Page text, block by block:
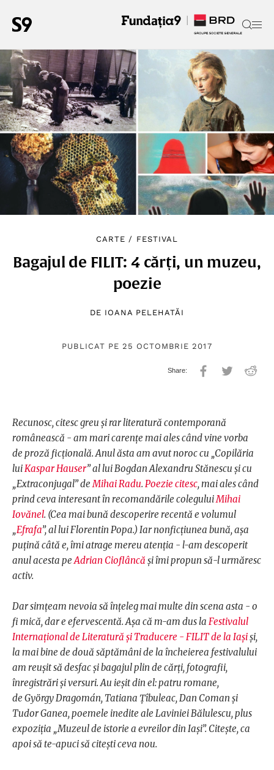
CARTE / FESTIVAL
Bagajul de FILIT: 4 cărți, un muzeu,
poezie
DE IOANA PELEHATĂI
PUBLICAT PE 25 OCTOMBRIE 2017
Recunosc, citesc greu și rar literatură contemporană
românească - am mari carențe mai ales când vine vorba
de proză ficțională. Anul ăsta am avut noroc cu „Copilăria
luiKaspar Hauser” al lui Bogdan Alexandru Stănescu și cu
„Extraconjugal” deMihai Radu. Poezie citesc, mai ales când
prind ceva interesant în recomandările coleguluiMihai
Iovănel. (Cea mai bună descoperire recentă e volumul
„Efrafa”, al lui Florentin Popa.) Iar nonficțiunea bună, așa
puțină câtă e, îmi atrage mereu atenția - l-am descoperit
anul acesta peAdrian Cioflâncă și îmi propun să-l urmăresc
activ.
Dar simțeam nevoia să înțeleg mai multe din scena asta - o
fi mică, dar e efervescentă. Așa că m-am dus la Festivalul
Internațional de Literatură și Traducere - FILIT de la Iașiși,
la mai bine de două săptămâni de la încheierea festivalului
am reușit să desfac și bagajul plin de cărți, fotografii,
înregistrări și versuri. Au ieșit din el: patru romane,
de György Dragomán, Tatiana Țîbuleac, Dan Coman și
Tudor Ganea, poemele inedite ale Laviniei Bălulescu, plus
expoziția „Muzeul de istorie a evreilor din Iași”. Citește, ca
apoi să te-apuci să citești ceva nou.